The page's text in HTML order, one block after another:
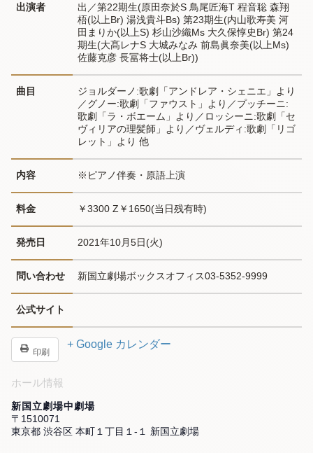
出演者
出／第22期生(原田奈於S 鳥尾匠海T 程音聡 森翔
梧(以上Br) 湯浅貴斗Bs) 第23期生(内山歌寿美 河
田まりか(以上S) 杉山沙織Ms 大久保惇史Br) 第24
期生(大髙レナS 大城みなみ 前島眞奈美(以上Ms)
佐藤克彦 長冨将士(以上Br))
曲目
ジョルダーノ:歌劇「アンドレア・シェニエ」より
／グノー:歌劇「ファウスト」より／プッチーニ:
歌劇「ラ・ボエーム」より／ロッシーニ:歌劇「セ
ヴィリアの理髪師」より／ヴェルディ:歌劇「リゴ
レット」より 他
内容 ※ピアノ伴奏・原語上演
料金 ￥3300 Z￥1650(当日残有時)
発売日 2021年10月5日(火)
問い合わせ 新国立劇場ボックスオフィス03-5352-9999
公式サイト
印刷
+ Google カレンダー
ホール情報
新国立劇場中劇場
〒1510071
東京都 渋谷区 本町１丁目１-１ 新国立劇場